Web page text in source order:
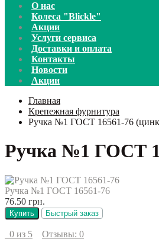
О нас
Колеса "Blickle"
Акции
Услуги сервиса
Доставки и оплата
Контакты
Новости
Акции
Главная
Крепежная фурнитура
Ручка №1 ГОСТ 16561-76
Ручка №1 ГОСТ
Ручка №1 ГОСТ 16561-76
76.50 грн.
Купить Быстрый заказ
0 из 5
Отзывы: 0